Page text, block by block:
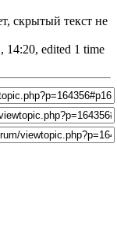
скрытый текст не
14:20, edited 1 time